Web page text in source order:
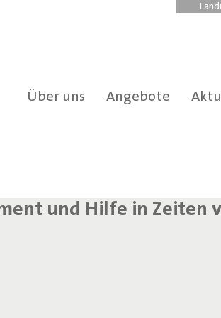
Über uns Angebote
und Hilfe in Zeiten